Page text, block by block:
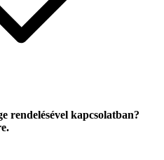
rendelésével kapcsolatban?